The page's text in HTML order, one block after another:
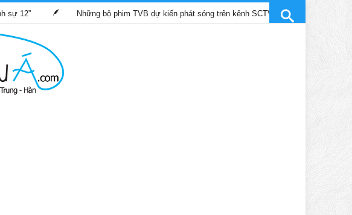
Những bộ phim TVB dự kiến phát sóng trên kênh SCTV9 tháng 4/2025